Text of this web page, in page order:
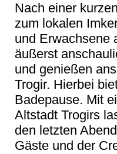
Nach einer
zum lokalen
und Erwachsene
äußerst
und genießen
Trogir. Hierbei
Badepause. Mit
Altstadt Trogirs
den letzten
Gäste und der